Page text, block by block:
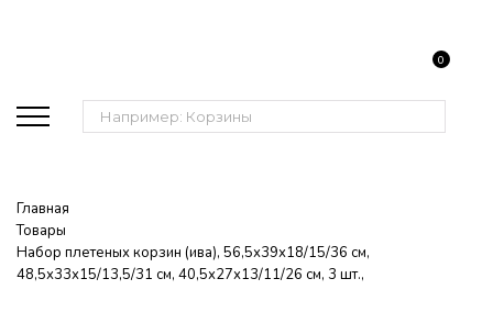
Поиск:
0
Главная
Товары
Набор плетеных корзин (ива), 56,5х39х18/15/36 см,
48,5х33х15/13,5/31 см, 40,5х27х13/11/26 см, 3 шт.,